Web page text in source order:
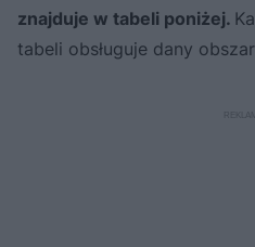
znajduje w tabeli poniżej.
tabeli obsługuje dany